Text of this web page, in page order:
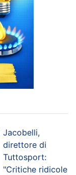
Jacobelli,
direttore di
Tuttosport:
"Critiche ridicole